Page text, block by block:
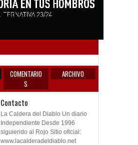
COMENTARIO
S
ARCHIVO
Contacto
La Caldera del Diablo Un diario
Independiente Desde 1996
siguiendo al Rojo Sitio oficial:
www.lacalderadeldiablo.net